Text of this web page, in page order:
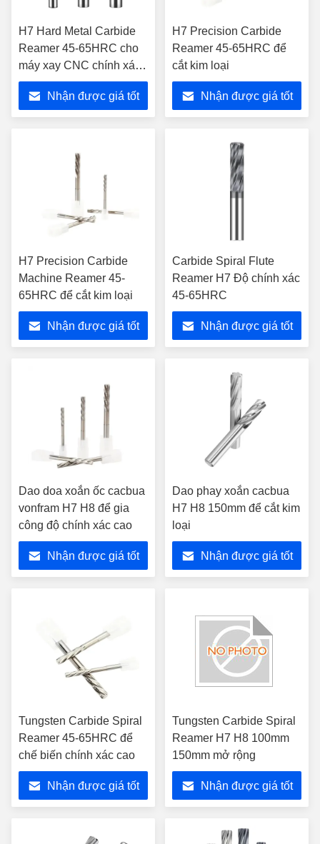
H7 Hard Metal Carbide
Reamer 45-65HRC cho
máy xay CNC chính xác
cao
Nhận được giá tốt
H7 Precision Carbide
Reamer 45-65HRC để
cắt kim loại
Nhận được giá tốt
H7 Precision Carbide
Machine Reamer 45-
65HRC để cắt kim loại
Nhận được giá tốt
Carbide Spiral Flute
Reamer H7 Độ chính xác
45-65HRC
Nhận được giá tốt
Dao doa xoắn ốc cacbua
vonfram H7 H8 để gia
công độ chính xác cao
Nhận được giá tốt
Dao phay xoắn cacbua
H7 H8 150mm để cắt kim
loại
Nhận được giá tốt
Tungsten Carbide Spiral
Reamer 45-65HRC để
chế biến chính xác cao
Nhận được giá tốt
Tungsten Carbide Spiral
Reamer H7 H8 100mm
150mm mở rộng
Nhận được giá tốt